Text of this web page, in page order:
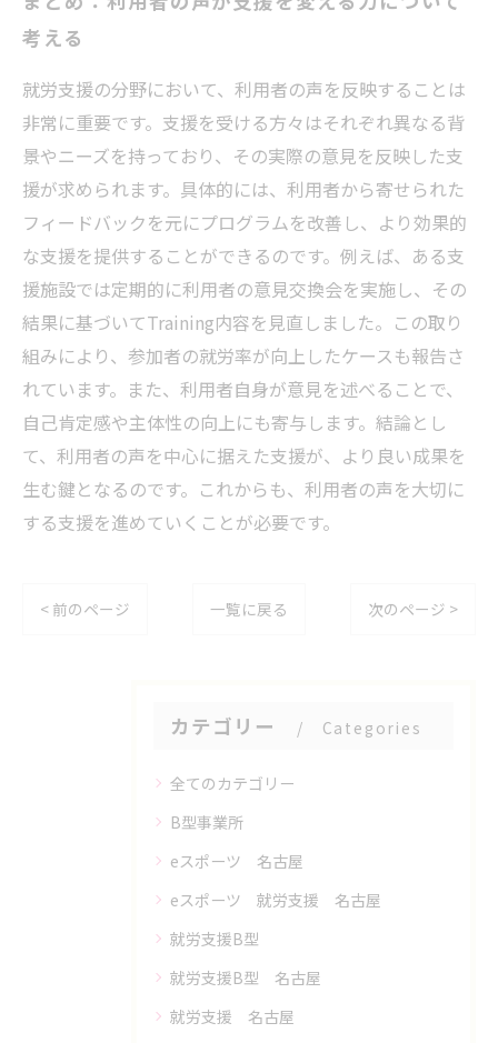
考える
就労支援の分野において、利用者の声を反映することは
非常に重要です。支援を受ける方々はそれぞれ異なる背
景やニーズを持っており、その実際の意見を反映した支
援が求められます。具体的には、利用者から寄せられた
フィードバックを元にプログラムを改善し、より効果的
な支援を提供することができるのです。例えば、ある支
援施設では定期的に利用者の意見交換会を実施し、その
結果に基づいてTraining内容を見直しました。この取り
組みにより、参加者の就労率が向上したケースも報告さ
れています。また、利用者自身が意見を述べることで、
自己肯定感や主体性の向上にも寄与します。結論とし
て、利用者の声を中心に据えた支援が、より良い成果を
生む鍵となるのです。これからも、利用者の声を大切に
する支援を進めていくことが必要です。
< 前のページ 一覧に戻る 次のページ >
カテゴリー Categories
全てのカテゴリー
B型事業所
eスポーツ 名古屋
eスポーツ 就労支援 名古屋
就労支援B型
就労支援B型 名古屋
就労支援 名古屋